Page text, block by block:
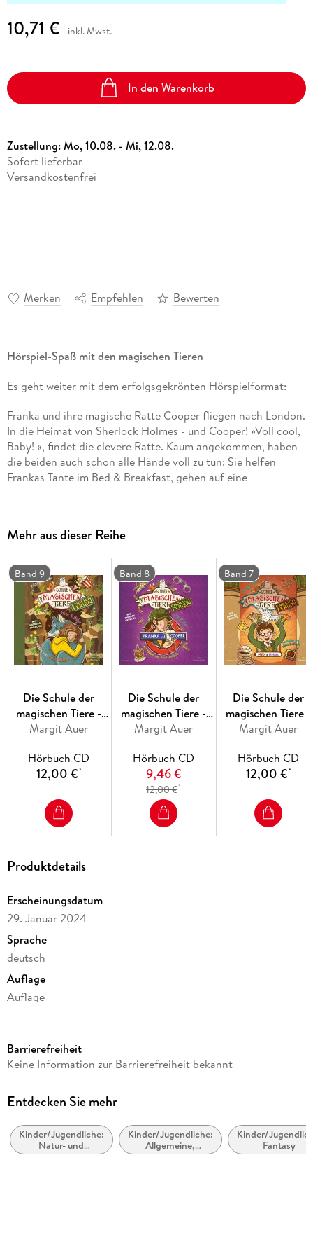
10,71 € inkl. Mwst.
In den Warenkorb
Zustellung:Mo, 10.08. - Mi, 12.08.
Sofort lieferbar
Versandkostenfrei
Merken Empfehlen Bewerten
Hörspiel-Spaß mit den magischen Tieren
Es geht weiter mit dem erfolgsgekrönten Hörspielformat:
Franka und ihre magische Ratte Cooper fliegen nach London.
In die Heimat von Sherlock Holmes - und Cooper! »Voll cool,
Baby! «, findet die clevere Ratte. Kaum angekommen, haben
die beiden auch schon alle Hände voll zu tun: Sie helfen
Frankas Tante im Bed & Breakfast, gehen auf eine
Mit den vertrauten Stimmen und untermalt von Musik und
Hörvergnügen.
CD Standard Audio Format.
Hörspiel
Mehr aus dieser Reihe
Band 9
Die Schule der
magischen Tiere -
Endlich Ferien 9:
Margit Auer
Hörbuch CD
12,00 €*
Band 8
Die Schule der
magischen Tiere -
Endlich Ferien 8:
Margit Auer
Hörbuch CD
9,46 €
12,00 €*
Band 7
Die Schule der
magischen Tiere -
Endlich Ferien 7:
Margit Auer
Hörbuch CD
12,00 €*
Produktdetails
Erscheinungsdatum
29. Januar 2024
Sprache
deutsch
Auflage
Auflage
Altersempfehlung
Reihe
Autor/Autorin
Margit Auer
Barrierefreiheit
Keine Information zur Barrierefreiheit bekannt
Entdecken Sie mehr
Kinder/Jugendliche:
Natur- und
Tiergeschichten
Kinder/Jugendliche:
Allgemeine,
moderne und
Kinder/
Fantasy